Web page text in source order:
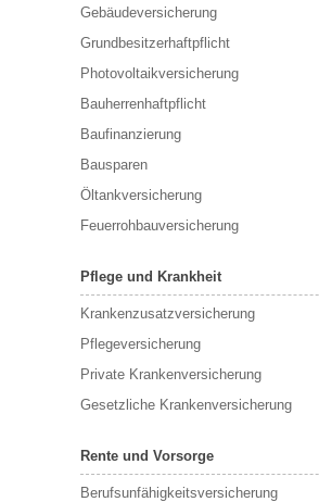
Gebäudeversicherung
Grundbesitzerhaftpflicht
Photovoltaikversicherung
Bauherrenhaftpflicht
Baufinanzierung
Bausparen
Öltankversicherung
Feuerrohbauversicherung
Pflege und Krankheit
Krankenzusatzversicherung
Pflegeversicherung
Private Krankenversicherung
Gesetzliche Krankenversicherung
Rente und Vorsorge
Berufs­unfähigkeitsversicherung